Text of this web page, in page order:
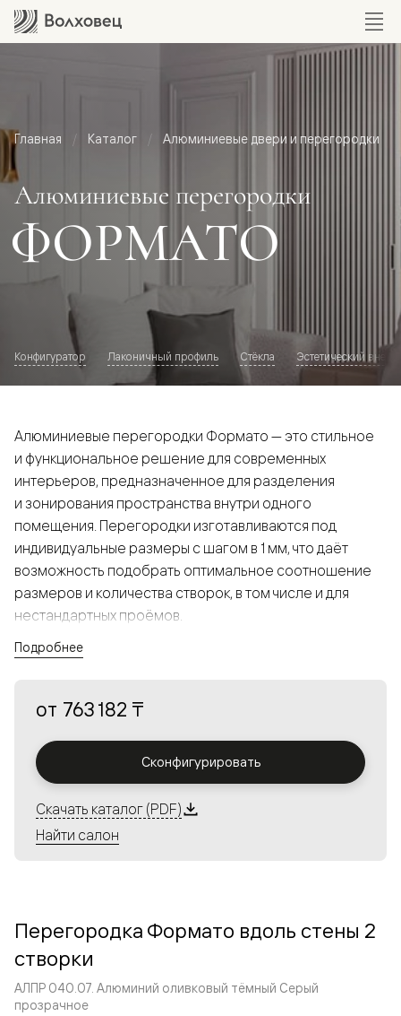
Главная Каталог Алюминиевые двери и перегородки
Алюминиевые перегородки
ФОРМАТО
Конфигуратор Лаконичный профиль Стёкла Эстетический
Алюминиевые перегородки Формато — это стильное
и функциональное решение для современных
интерьеров, предназначенное для разделения
и зонирования пространства внутри одного
помещения. Перегородки изготавливаются под
индивидуальные размеры с шагом в 1 мм, что даёт
возможность подобрать оптимальное соотношение
размеров и количества створок, в том числе и для
нестандартных проёмов.
а большой выбор вставок из стекла с различными
решения в интерьере и варьировать освещённость.
Алюминиевые перегородки имеют единый профиль
с алюминиевыми дверьми и легко сочетаются в одном
алюминиевых перегородок и дверей координируется
со стеновыми панелями Волховец.
Подробнее
от 763 182 ₸
Сконфигурировать
Скачать каталог (PDF)
Найти салон
Перегородка Формато вдоль стены 2
створки
АЛПР 040.07. Алюминий оливковый тёмный Серый
прозрачное